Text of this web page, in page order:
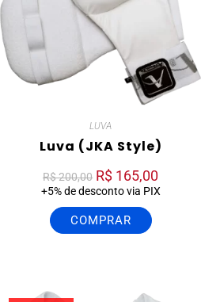
LUVA
Luva (JKA Style)
R$200,00 R$ 165,00
+5% de desconto via PIX
COMPRAR